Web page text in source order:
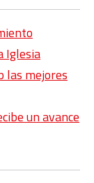
Iglesia
las mejores
un avance